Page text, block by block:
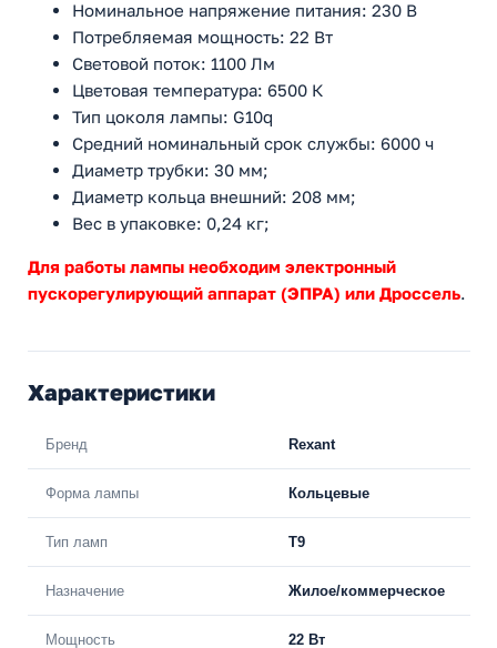
Номинальное напряжение питания: 230 В
Потребляемая мощность: 22 Вт
Световой поток: 1100 Лм
Цветовая температура: 6500 К
Тип цоколя лампы: G10q
Средний номинальный срок службы: 6000 ч
Диаметр трубки: 30 мм;
Диаметр кольца внешний: 208 мм;
Вес в упаковке: 0,24 кг;
Для работы лампы необходим электронный
пускорегулирующий аппарат (ЭПРА) или Дроссель.
Характеристики
Бренд Rexant
Форма лампы Кольцевые
Тип ламп T9
Назначение Жилое/коммерческое
Мощность 22 Вт